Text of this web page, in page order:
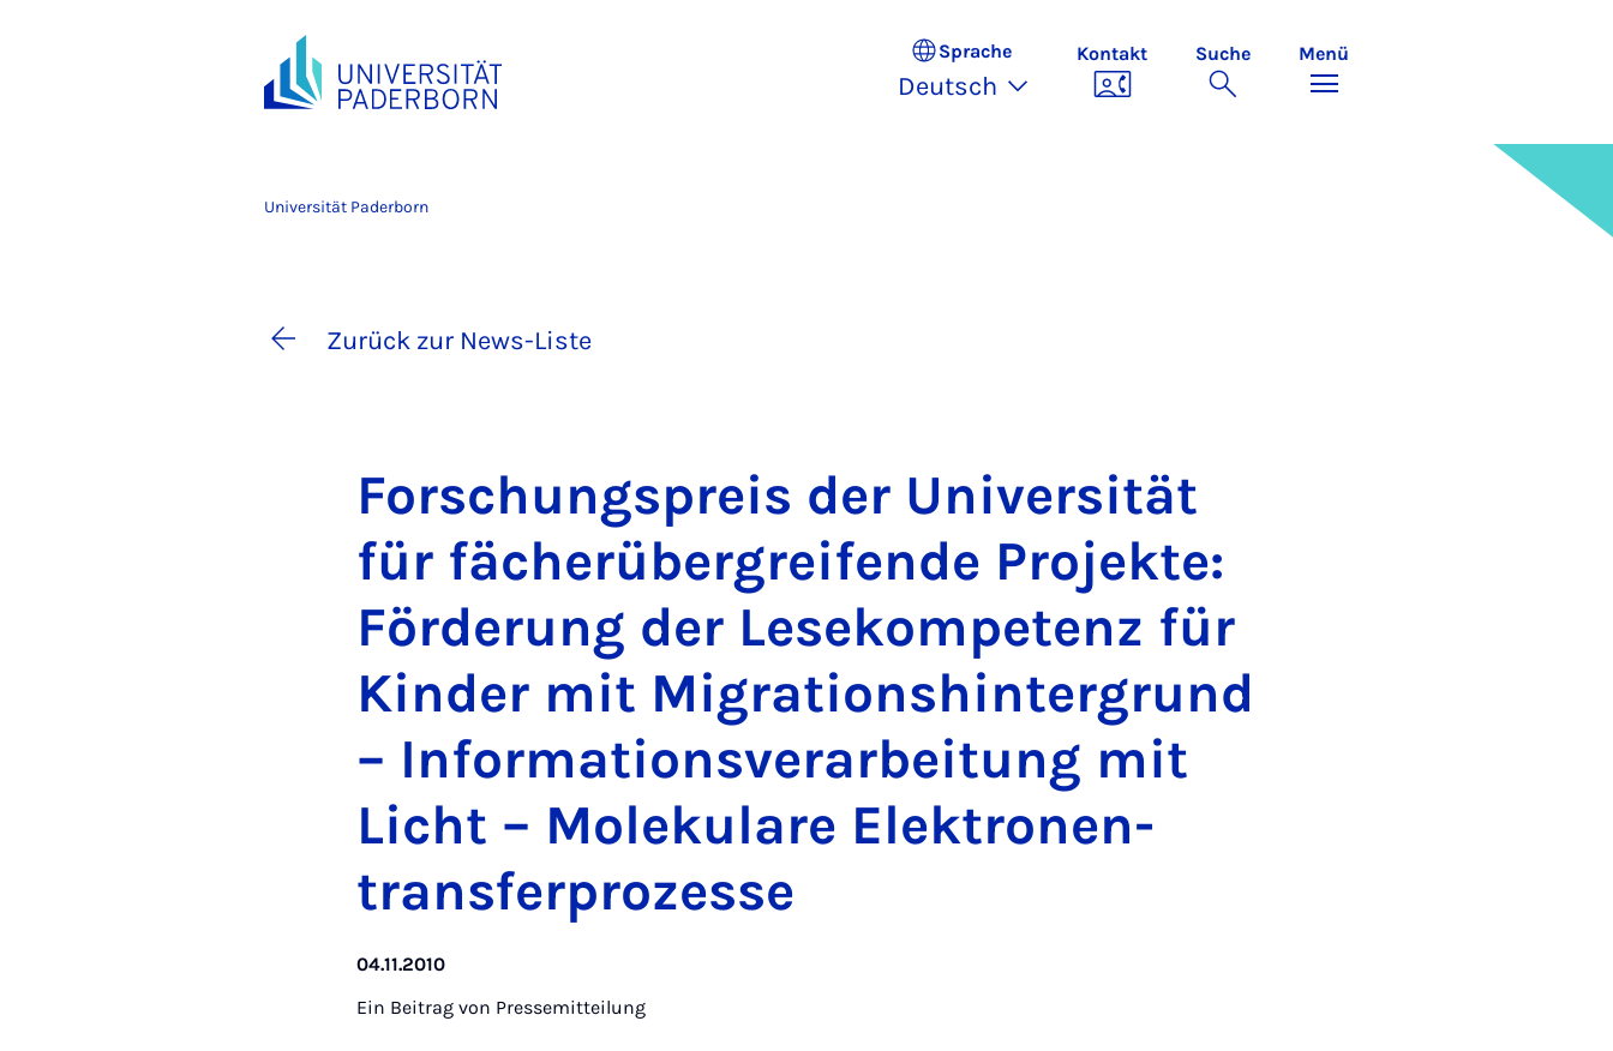
Sprache
Deutsch
Kontakt Suche Menü
Universität Paderborn
Zurück zur News-Liste
For­schungs­preis der Uni­ver­si­tät
für fä­cher­über­grei­fen­de Pro­jek­te:
För­de­rung der Le­se­kom­pe­tenz für
Kin­der mit Mi­gra­ti­ons­hin­ter­grund
– In­for­ma­ti­ons­ver­a­r­bei­tung mit
Licht – Mo­le­ku­la­re Elek­tro­nen­
trans­fer­pro­zes­se
04.11.2010
Ein Beitrag von Pressemitteilung